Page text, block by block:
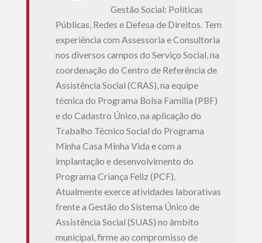
Gestão Social: Políticas
Públicas, Redes e Defesa de Direitos. Tem
experiência com Assessoria e Consultoria
nos diversos campos do Serviço Social, na
coordenação do Centro de Referência de
Assistência Social (CRAS), na equipe
técnica do Programa Bolsa Família (PBF)
e do Cadastro Único, na aplicação do
Trabalho Técnico Social do Programa
Minha Casa Minha Vida e com a
implantação e desenvolvimento do
Programa Criança Feliz (PCF).
Atualmente exerce atividades laborativas
frente a Gestão do Sistema Único de
Assistência Social (SUAS) no âmbito
municipal, firme ao compromisso de